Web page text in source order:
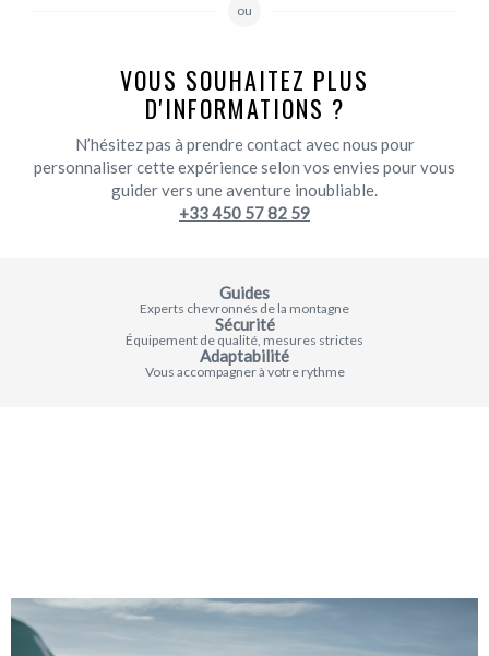
ou
VOUS SOUHAITEZ PLUS
D'INFORMATIONS ?
N’hésitez pas à prendre contact avec nous pour
personnaliser cette expérience selon vos envies pour vous
guider vers une aventure inoubliable.
+33 450 57 82 59
Guides
Experts chevronnés de la montagne
Sécurité
Équipement de qualité, mesures strictes
Adaptabilité
Vous accompagner à votre rythme